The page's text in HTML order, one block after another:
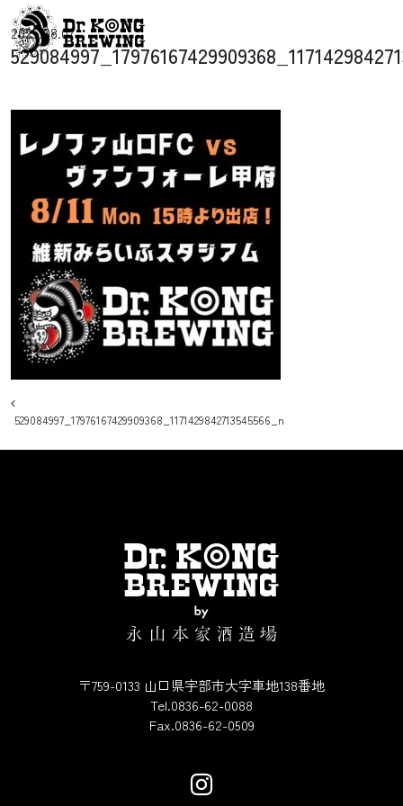
コンテンツへスキップ
メインナビゲーション
2025.08.07
投稿ナビゲーション
529084997_17976167429909368_1171429842713545566_n
〒759-0133 山口県宇部市大字車地138番地
Tel.0836-62-0088
Fax.0836-62-0509